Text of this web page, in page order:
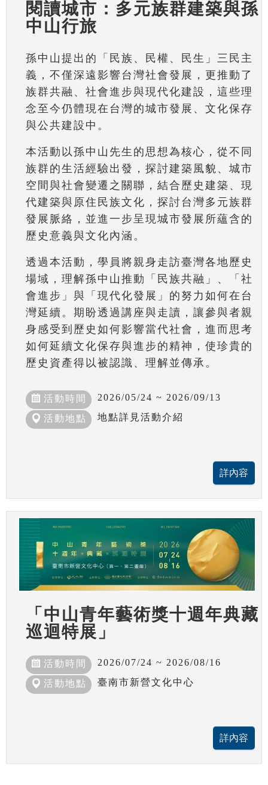
閱讀城市：多元族群建築與孫
中山行旅
孫中山提出的「民族、民權、民生」三民主
義，不僅深遠影響台灣社會發展，更推動了
族群共融、社會進步與現代化建設，這些理
念至今仍體現在台灣的城市發展、文化保存
與公共建設中。
本活動以孫中山先生的思想為核心，從不同
族群的生活經驗出發，探討建築風貌、城市
空間與社會變遷之關聯，結合歷史建築、現
代建築與原住民族文化，探討台灣多元族群
發展脈絡，並進一步呈現城市發展所蘊含的
歷史意義與文化內涵。
透過本活動，學員將親身走訪臺灣各地歷史
場域，理解孫中山推動「民族共融」、「社
會進步」與「現代化發展」的努力如何在台
灣延續。期盼透過講座與走讀，讓參與者親
身感受到歷史如何影響當代社會，進而思考
如何延續文化保存與進步的精神，使珍貴的
歷史資產得以被認識、理解並傳承。
活動時間 2026/05/24 ~ 2026/09/13
活動地點 地點詳見活動介紹
「中山青年藝術獎十週年典藏
巡迴特展」
活動時間 2026/07/24 ~ 2026/08/16
活動地點 臺南市新營文化中心